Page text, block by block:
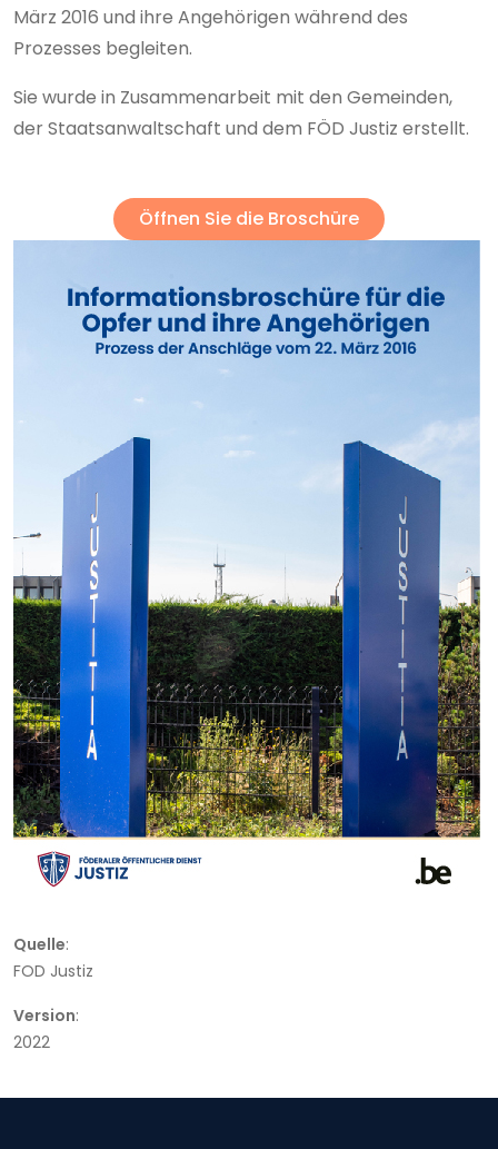
März 2016 und ihre Angehörigen während des
Prozesses begleiten.
Sie wurde in Zusammenarbeit mit den Gemeinden,
der Staatsanwaltschaft und dem FÖD Justiz erstellt.
Öffnen Sie die Broschüre
Quelle:
FOD Justiz
Version:
2022